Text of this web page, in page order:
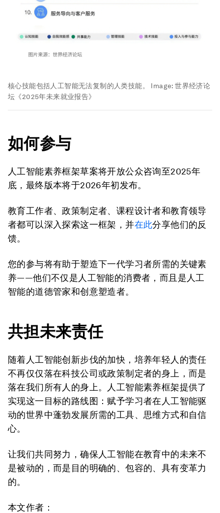
核心技能包括人工智能无法复制的人类技能。 Image:世界经济论
坛《2025年未来就业报告》
如何参与
人工智能素养框架草案将开放公众咨询至2025年
底，最终版本将于2026年初发布。
教育工作者、政策制定者、课程设计者和教育领导
者都可以深入探索这一框架，并在此分享他们的反
馈。
您的参与将有助于塑造下一代学习者所需的关键素
养——他们不仅是人工智能的消费者，而且是人工
智能的道德管家和创意塑造者。
共担未来责任
随着人工智能创新步伐的加快，培养年轻人的责任
不再仅仅落在科技公司或政策制定者的身上，而是
落在我们所有人的身上。人工智能素养框架提供了
实现这一目标的路线图：赋予学习者在人工智能驱
动的世界中蓬勃发展所需的工具、思维方式和自信
心。
让我们共同努力，确保人工智能在教育中的未来不
是被动的，而是目的明确的、包容的、具有变革力
的。
本文作者：